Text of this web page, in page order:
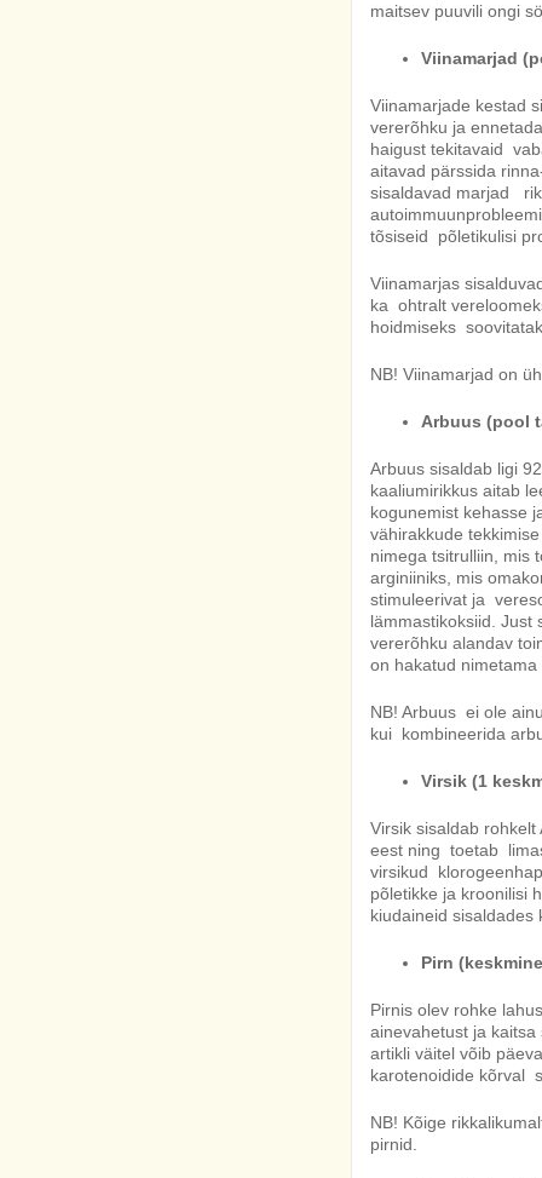
maitsev puuvili ongi
Viinamarjad
Viinamarjade kestad
vererõhku ja
haigust tekitavaid
aitavad pärssida
sisaldavad marjad
tõsiseid põletikulisi
Viinamarjas
ka ohtralt
hoidmiseks
NB! Viinamarjad on
Arbuus (pool
Arbuus sisaldab ligi
kaaliumirikkus aitab
kogunemist kehasse
vähirakkude
nimega tsitrulliin, mis
arginiiniks, mis
stimuleerivat ja
lämmastikoksiid. Just
vererõhku alandav
on hakatud nimetama
NB! Arbuus ei ole
kui kombineerida
Virsik (1
Virsik sisaldab
eest ning toetab
virsikud
põletikke ja kroonilisi
kiudaineid sisaldades
Pirn
Pirnis olev rohke
ainevahetust ja
artikli väitel võib
karotenoidide kõrval
NB! Kõige
pirnid.